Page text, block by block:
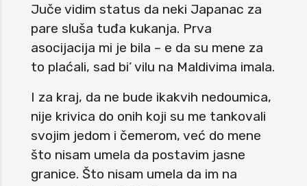
Juče vidim status da neki Japanac za
pare sluša tuđa kukanja. Prva
asocijacija mi je bila – e da su mene za
to plaćali, sad bi’ vilu na Maldivima imala.
I za kraj, da ne bude ikakvih nedoumica,
nije krivica do onih koji su me tankovali
svojim jedom i čemerom, već do mene
što nisam umela da postavim jasne
granice. Što nisam umela da im na